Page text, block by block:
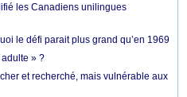
les Canadiens unilingues
le défi parait plus grand qu’en 1969
adulte » ?
et recherché, mais vulnérable aux